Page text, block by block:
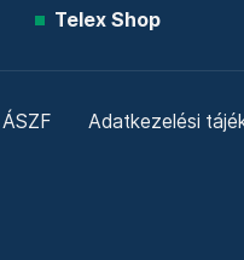
Telex Shop
ÁSZF Adatkezelési